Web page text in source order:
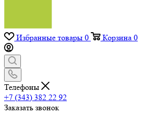
Избранные товары 0 Корзина 0
Телефоны
+7 (343) 382 22 92
Заказать звонок